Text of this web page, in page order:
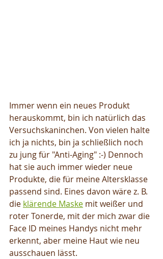
Immer wenn ein neues Produkt
herauskommt, bin ich natürlich das
Versuchskaninchen. Von vielen halte
ich ja nichts, bin ja schließlich noch
zu jung für "Anti-Aging" :-) Dennoch
hat sie auch immer wieder neue
Produkte, die für meine Altersklasse
passend sind. Eines davon wäre z. B.
die klärende Maske mit weißer und
roter Tonerde, mit der mich zwar die
Face ID meines Handys nicht mehr
erkennt, aber meine Haut wie neu
ausschauen lässt.